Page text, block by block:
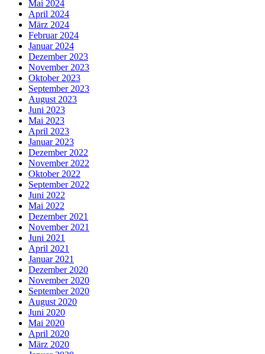
Mai 2024
April 2024
März 2024
Februar 2024
Januar 2024
Dezember 2023
November 2023
Oktober 2023
September 2023
August 2023
Juni 2023
Mai 2023
April 2023
Januar 2023
Dezember 2022
November 2022
Oktober 2022
September 2022
Juni 2022
Mai 2022
Dezember 2021
November 2021
Juni 2021
April 2021
Januar 2021
Dezember 2020
November 2020
September 2020
August 2020
Juni 2020
Mai 2020
April 2020
März 2020